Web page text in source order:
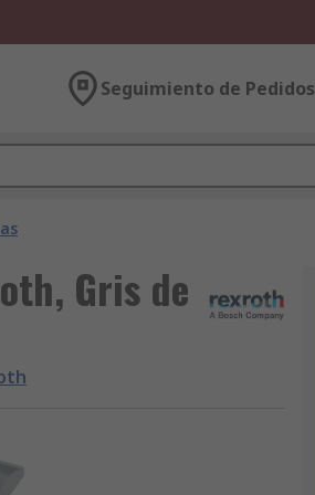
Seguimiento de Pedidos
Gris de